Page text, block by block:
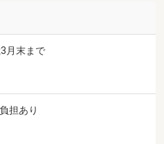
月末まで
担あり